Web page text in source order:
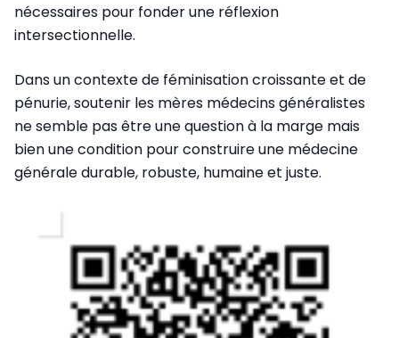
nécessaires pour fonder une réflexion
intersectionnelle.
Dans un contexte de féminisation croissante et de
pénurie, soutenir les mères médecins généralistes
ne semble pas être une question à la marge mais
bien une condition pour construire une médecine
générale durable, robuste, humaine et juste.